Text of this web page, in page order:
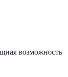
возможность